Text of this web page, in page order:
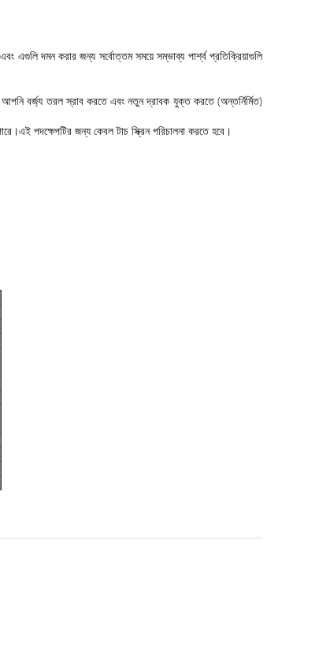
এগুলি দমন করার জন্য সর্বোত্তম সময়ে সম্ভাব্য পার্শ্ব প্রতিক্রিয়াগুলি
আপনি বর্জ্য তরল স্রাব করতে এবং নতুন দ্রাবক যুক্ত করতে (অন্তর্নির্মিত)
পদক্ষেপটির জন্য কেবল টাচ স্ক্রিন পরিচালনা করতে হবে।